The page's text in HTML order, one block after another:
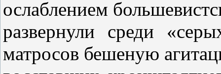
ослаблением
развернули среди
матросов бешеную